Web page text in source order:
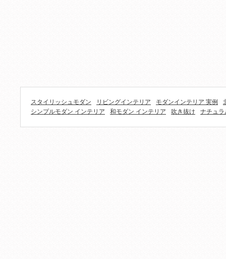
スタイリッシュモダン リビングインテリア モダンインテリア 実例
シンプルモダン インテリア
和モダン インテリア 吹き抜け ナチュラ